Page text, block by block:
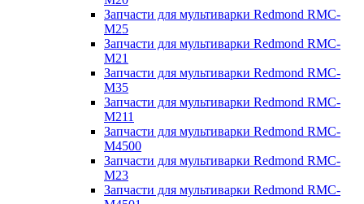
Запчасти для мультиварки Redmond RMC-
M25
Запчасти для мультиварки Redmond RMC-
M21
Запчасти для мультиварки Redmond RMC-
M35
Запчасти для мультиварки Redmond RMC-
M211
Запчасти для мультиварки Redmond RMC-
M4500
Запчасти для мультиварки Redmond RMC-
M23
Запчасти для мультиварки Redmond RMC-